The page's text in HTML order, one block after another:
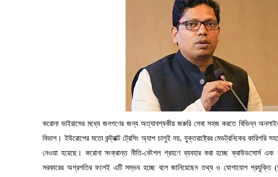
করোনা ভাইরাসের মধ্যে জনগণের জন্য অত্যাবশ্যকীয় জরুরি সেবা সহজ করতে বিভিন্ন
বিভাগ। ইউরোপের মতো কন্ট্রাক্ট ট্রেসিং অ্যাপ চালুই নয়, যুক্তরাষ্ট্রের মেডট্রনিকের কারিগরি
নেওয়া হয়েছে। করোনা সংক্রান্ত নীতি-কৌশল গ্রহণে ব্যবহার করা হচ্ছে ক্রাউডসোর্স এবং
সরকারের অগ্রগতির ফলেই এটি সম্ভব হচ্ছে বলে জানিয়েছেন তথ্য ও যোগাযোগ প্রযুক্তি